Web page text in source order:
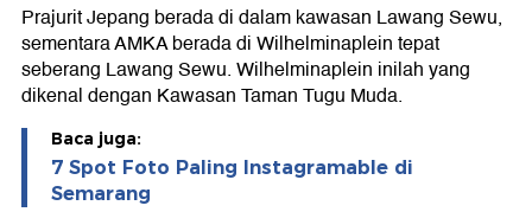
Prajurit Jepang berada di dalam kawasan Lawang Sewu,
sementara AMKA berada di Wilhelminaplein tepat
seberang Lawang Sewu. Wilhelminaplein inilah yang
dikenal dengan Kawasan Taman Tugu Muda.
Baca juga:
7 Spot Foto Paling Instagramable di
Semarang